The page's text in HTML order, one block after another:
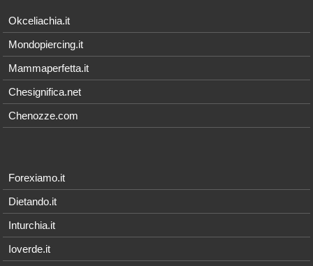
Okceliachia.it
Mondopiercing.it
Mammaperfetta.it
Chesignifica.net
Chenozze.com
Forexiamo.it
Dietando.it
Inturchia.it
Ioverde.it